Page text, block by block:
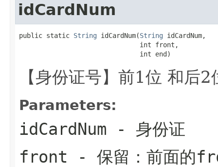
idCardNum
public static String idCardNum(String idCardNum,
                               int front,
                               int end)
【身份证号】前1位 和后2
Parameters:
idCardNum - 身份证
front - 保留：前面的